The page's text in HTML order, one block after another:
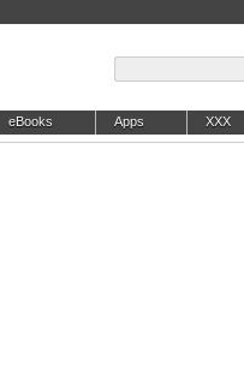
eBooks Apps XXX